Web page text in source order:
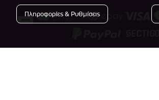
Blog
Όροι Χρήσης
Πολιτική
Πληροφορίες & Ρυθμίσεις